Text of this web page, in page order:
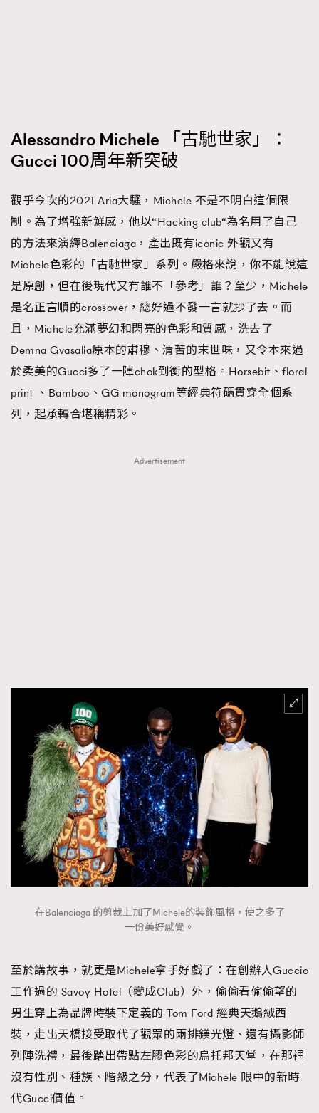
Alessandro Michele 「古馳世家」：
Gucci 100周年新突破
觀乎今次的2021 Aria大騷，Michele 不是不明白這個限
制。為了增強新鮮感，他以“Hacking club“為名用了自己
的方法來演繹Balenciaga，產出既有iconic 外觀又有
Michele色彩的「古馳世家」系列。嚴格來說，你不能說這
是原創，但在後現代又有誰不「參考」誰？至少，Michele
是名正言順的crossover，總好過不發一言就抄了去。而
且，Michele充滿夢幻和閃亮的色彩和質感，洗去了
Demna Gvasalia原本的肅穆、清苦的末世味，又令本來過
於柔美的Gucci多了一陣chok到衡的型格。Horsebit、floral
print 、Bamboo、GG monogram等經典符碼貫穿全個系
列，起承轉合堪稱精彩。
Advertisement
在Balenciaga 的剪裁上加了Michele的裝飾風格，使之多了
一份美好感覺。
至於講故事，就更是Michele拿手好戲了：在創辦人Guccio
工作過的 Savoy Hotel（變成Club）外，偷偷看偷偷望的
男生穿上為品牌時裝下定義的 Tom Ford 經典天鵝絨西
裝，走出天橋接受取代了觀眾的兩排鎂光燈、還有攝影師
列陣洗禮，最後踏出帶點左膠色彩的烏托邦天堂，在那裡
沒有性別、種族、階級之分，代表了Michele 眼中的新時
代Gucci價值。